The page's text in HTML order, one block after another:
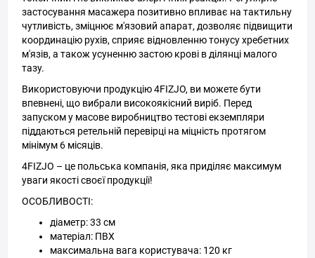
застосування масажера позитивно впливає на тактильну
чутливість, зміцнює м'язовий апарат, дозволяє підвищити
координацію рухів, сприяє відновленню тонусу хребетних
м'язів, а також усуненню застою крові в ділянці малого
тазу.
Використовуючи продукцію 4FIZJO, ви можете бути
впевнені, що вибрали високоякісний виріб. Перед
запуском у масове виробництво тестові екземпляри
піддаються ретельній перевірці на міцність протягом
мінімум 6 місяців.
4FIZJO – це польська компанія, яка приділяє максимум
уваги якості своєї продукції!
ОСОБЛИВОСТІ:
діаметр: 33 см
матеріал: ПВХ
максимальна вага користувача: 120 кг